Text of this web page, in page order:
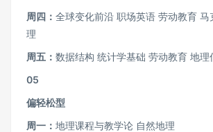
周四： 全球变化前沿 职场英语 劳动教育 马
理
周五： 数据结构 统计学基础 劳动教育 地理
05
偏轻松型
周一： 地理课程与教学论 自然地理